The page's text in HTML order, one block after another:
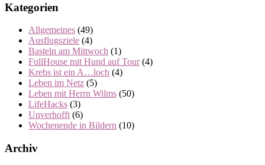
Kategorien
Allgemeines (49)
Ausflugsziele (4)
Basteln am Mittwoch (1)
FullHouse mit Hund auf Tour(4)
Krebs ist ein A…loch (4)
Leben im Netz (5)
Leben mit Herrn Wilms (50)
LifeHacks (3)
Unverhofft (6)
Wochenende in Bildern (10)
Archiv